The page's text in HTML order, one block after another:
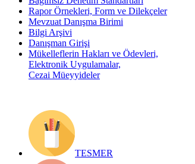
Rapor Örnekleri, Form ve Dilekçeler
Mevzuat Danışma Birimi
Bilgi Arşivi
Danışman Girişi
Mükelleflerin Hakları ve Ödevleri,
Elektronik Uygulamalar,
Cezai Müeyyideler
TESMER